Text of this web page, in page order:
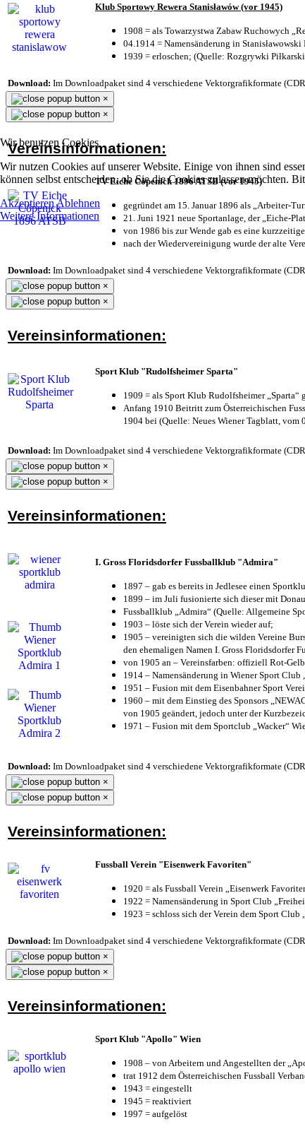
Wir benutzen Cookies
Wir nutzen Cookies auf unserer Website. Einige von ihnen sind
können selbst entscheiden, ob Sie die Cookies zulassen möchten.
AkzeptierenAblehnen
Weitere Informationen
Klub Sportowy Rewera Stanisławów (vor 1945)
1908 = als Towarzystwa Zabaw Ruchowych
04.1914 = Namensänderung in
1939 = erloschen; (Quelle: Rozgrywki
Download: Im Downloadpaket sind 4 verschiedene Vektorgrafikformate
×
×
Vereinsinformationen:
TV Eiche Cöpenick 1896 ATSB (vor 1945)
gegründet am 15. Januar 1896 als „Arbeiter-
21. Juni 1921 neue Sportanlage, der „Eiche-
von 1986 bis zur Wende gab es eine
nach der Wiedervereinigung wurde der alte
Download: Im Downloadpaket sind 4 verschiedene Vektorgrafikformate
×
×
Vereinsinformationen:
Sport Klub "Rudolfsheimer Sparta"
1909 = als Sport Klub Rudolfsheimer „Sparta“
Anfang 1910 Beitritt zum Österreichischen
1904 bei (Quelle: Neues Wiener Tagblatt, vom
Download: Im Downloadpaket sind 4 verschiedene Vektorgrafikformate
×
×
Vereinsinformationen:
I. Gross Floridsdorfer Fussballklub "Admira"
1897 – gab es bereits in Jedlesee einen
1899 – im Juli fusionierte sich dieser mit
Fussballklub „Admira“ (Quelle: Allgemeine
1903 – löste sich der Verein wieder auf;
1905 – vereinigten sich die wilden Vereine
den ehemaligen Namen I. Gross Floridsdorfer
von 1905 an – Vereinsfarben: offiziell Rot-
1914 – Namensänderung in Wiener Sport
1951 – Fusion mit dem Eisenbahner Sport
1960 – mit dem Einstieg des Sponsors
von 1905 geändert, jedoch unter der
1971 – Fusion mit dem Sportclub „Wacker“
Download: Im Downloadpaket sind 4 verschiedene Vektorgrafikformate
×
×
Vereinsinformationen:
Fussball Verein "Eisenwerk Favoriten"
1920 = als Fussball Verein „Eisenwerk
1922 = Namensänderung in Sport Club
1923 = schloss sich der Verein dem Sport
Download: Im Downloadpaket sind 4 verschiedene Vektorgrafikformate
×
×
Vereinsinformationen:
Sport Klub "Apollo" Wien
1908 – von Arbeitern und Angestellten der
trat 1912 dem Österreichischen Fussball
1943 = eingestellt
1945 = reaktiviert
1997 = aufgelöst